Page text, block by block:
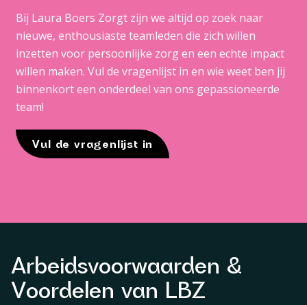
Bij Laura Boers Zorgt zijn we altijd op zoek naar
nieuwe, enthousiaste teamleden die zich willen
inzetten voor persoonlijke zorg en een echte impact
willen maken. Vul de vragenlijst in en wie weet ben jij
binnenkort een onderdeel van ons gepassioneerde
team!
Vul de vragenlijst in
Arbeidsvoorwaarden &
Voordelen van LBZ